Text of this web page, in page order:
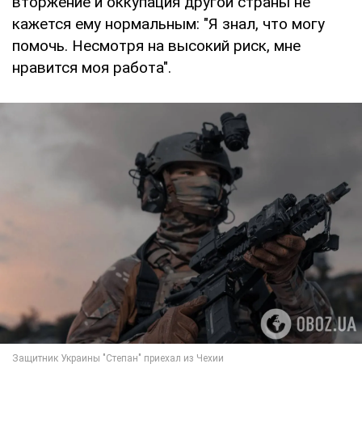
кажется ему нормальным: "Я знал, что могу
помочь. Несмотря на высокий риск, мне
нравится моя работа".